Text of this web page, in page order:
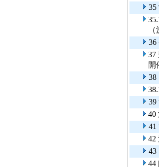
35
36
37
開
38
39
40
42
43
44